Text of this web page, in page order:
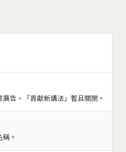
告，「貢獻新講法」暫且關閉。
。